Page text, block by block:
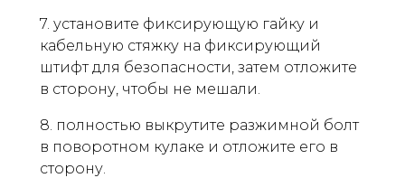
7. установите фиксирующую гайку и
кабельную стяжку на фиксирующий
штифт для безопасности, затем отложите
в сторону, чтобы не мешали.
8. полностью выкрутите разжимной болт
в поворотном кулаке и отложите его в
сторону.